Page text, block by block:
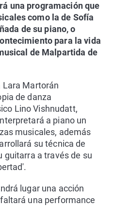
una programación que
como la de Sofía
de su piano, o
para la vida
de Malpartida de
Lara Martorán
de danza
Lino Vishnudatt,
a piano un
musicales, además
su técnica de
guitarra a través de su
lugar una acción
una performance